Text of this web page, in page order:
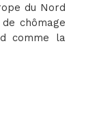
du Nord
chômage
comme la